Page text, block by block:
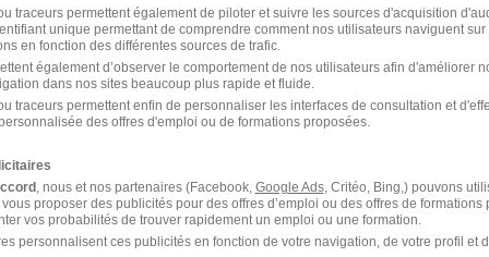
avec l’apprentissage »,souligne la
probablement avec le temps :
au fur et à mesure et cela dépendra aussi des
s’est bien déroulée :
« C’est également une
passé. Mes collègues sont gentils et m’ont présenté
traceurs permettent également de piloter et suivre les sources d'acquisition
unique permettant de comprendre comment nos utilisateurs naviguent sur
en fonction des différentes sources de trafic.
également d’observer le comportement de nos utilisateurs afin d'améliorer
dans nos sites beaucoup plus rapide et fluide.
traceurs permettent enfin de personnaliser les interfaces de consultation et
des offres d'emploi ou de formations proposées.
, nous et nos partenaires (Facebook, Google Ads, Critéo, Bing,) pouvons
proposer des publicités pour des offres d’emploi ou des offres de formations
vos probabilités de trouver rapidement un emploi ou une formation.
personnalisent ces publicités en fonction de votre navigation, de votre profil et